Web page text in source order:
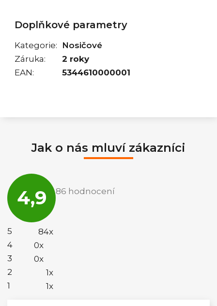
Doplňkové parametry
Kategorie:
Nosičové
Záruka:
2 roky
EAN: 5344610000001
Jak o nás mluví zákazníci
4,9
obchodu
je
86 hodnocení
5
84x
4
0x
3
0x
2
1x
1
1x